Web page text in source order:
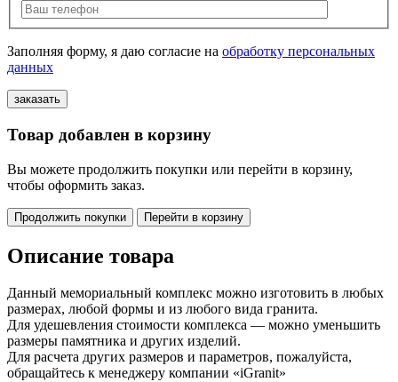
Заполняя форму, я даю согласие на обработку персональных
данных
Товар добавлен в корзину
Вы можете продолжить покупки или перейти в корзину,
чтобы оформить заказ.
Продолжить покупки Перейти в корзину
Описание товара
Данный мемориальный комплекс можно изготовить в любых
размерах, любой формы и из любого вида гранита.
Для удешевления стоимости комплекса — можно уменьшить
размеры памятника и других изделий.
Для расчета других размеров и параметров, пожалуйста,
обращайтесь к менеджеру компании «iGranit»